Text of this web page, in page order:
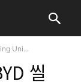
Uni...
씰